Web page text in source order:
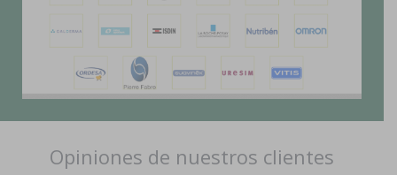
Opiniones de nuestros clientes